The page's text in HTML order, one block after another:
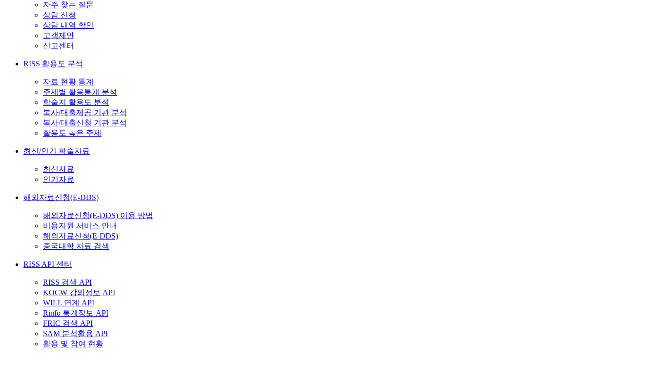
자주 찾는 질문
상담 신청
상담 내역 확인
고객제안
신고센터
RISS 활용도 분석
자료 현황 통계
주제별 활용통계 분석
학술지 활용도 분석
복사/대출제공 기관 분석
복사/대출신청 기관 분석
활용도 높은 주제
최신/인기 학술자료
최신자료
인기자료
해외자료신청(E-DDS)
해외자료신청(E-DDS) 이용 방법
비용지원 서비스 안내
해외자료신청(E-DDS)
중국대학 자료 검색
RISS API 센터
RISS 검색 API
KOCW 강의정보 API
WILL 연계 API
Rinfo 통계정보 API
FRIC 검색 API
SAM 분석활용 API
활용 및 참여 현황